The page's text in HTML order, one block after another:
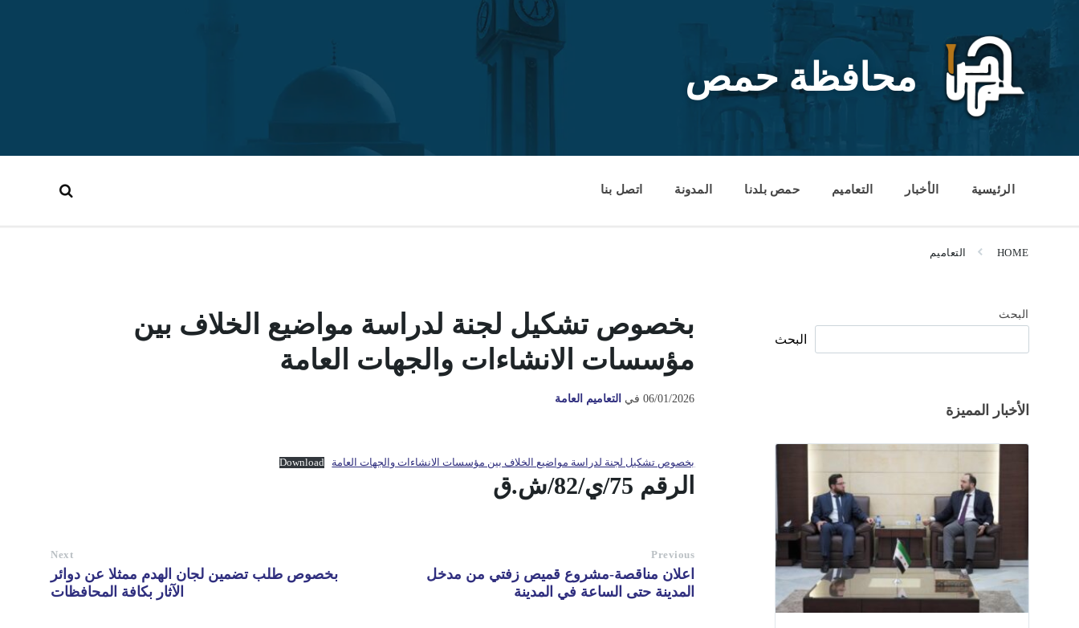
content
محافظة حمص
الرئيسية الأخبار التعاميم حمص بلدنا المدونة اتصل بنا
HOME التعاميم
بخصوص تشكيل لجنة لدراسة مواضيع الخلاف بين
مؤسسات الانشاءات والجهات العامة
06/01/2026 في التعاميم العامة
بخصوص تشكيل لجنة لدراسة مواضيع الخلاف بين مؤسسات الانشاءات والجهات العامة Download
الرقم 75/ي/82/ش.ق
Previous
اعلان مناقصة-مشروع قميص زفتي من مدخل
المدينة حتى الساعة في المدينة
Next
بخصوص طلب تضمين لجان الهدم ممثلا عن دوائر
الآثار بكافة المحافظات
البحث
البحث
الأخبار المميزة